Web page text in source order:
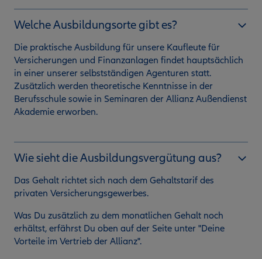
Welche Ausbildungsorte gibt es?
Die praktische Ausbildung für unsere Kaufleute für
Versicherungen und Finanzanlagen findet hauptsächlich
in einer unserer selbstständigen Agenturen statt.
Zusätzlich werden theoretische Kenntnisse in der
Berufsschule sowie in Seminaren der Allianz Außendienst
Akademie erworben.
Wie sieht die Ausbildungsvergütung aus?
Das Gehalt richtet sich nach dem Gehaltstarif des
privaten Versicherungsgewerbes.
Was Du zusätzlich zu dem monatlichen Gehalt noch
erhältst, erfährst Du oben auf der Seite unter "Deine
Vorteile im Vertrieb der Allianz".